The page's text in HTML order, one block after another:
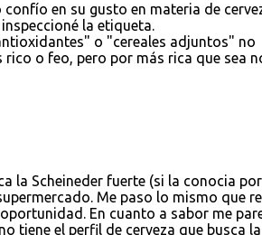
en su gusto en materia de
la etiqueta.
o "cereales adjuntos" no
o feo, pero por más rica que sea
la Scheineder fuerte (si la conocia por
Me paso lo mismo que
En cuanto a sabor me
tiene el perfil de cerveza que busca la